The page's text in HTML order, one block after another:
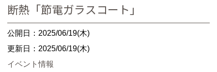
断熱「節電ガラスコート」
公開日：2025/06/19(木)
更新日：2025/06/19(木)
イベント情報